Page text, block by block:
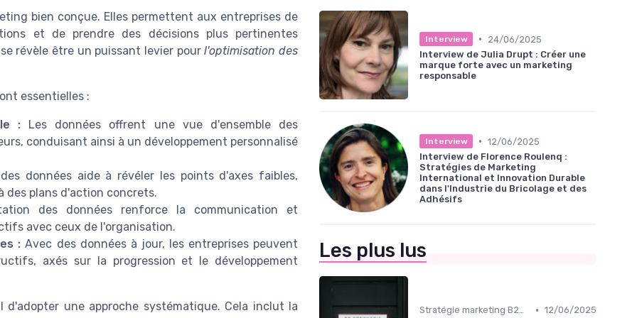
bien conçue. Elles permettent aux entreprises de
et de prendre des décisions plus pertinentes
révèle être un puissant levier pourl'optimisation des
essentielles :
:Les données offrent une vue d'ensemble des
conduisant ainsi à un développement personnalisé
données aide à révéler les points d'axes faibles,
des plans d'action concrets.
des données renforce la communication et
avec ceux de l'organisation.
: Avec des données à jour, les entreprises peuvent
axés sur la progression et le développement
une approche systématique. Cela inclut la
Interview •
24/06/2025
Interview de Julia Drupt : Créer une
marque forte avec un marketing
responsable
Interview • 12/06/2025
Interview de Florence Roulenq :
Stratégies de Marketing
International et Innovation Durable
dans l'Industrie du Bricolage et des
Adhésifs
Les plus lus
Stratégie marketing B2B et B2C • 12/06/2025